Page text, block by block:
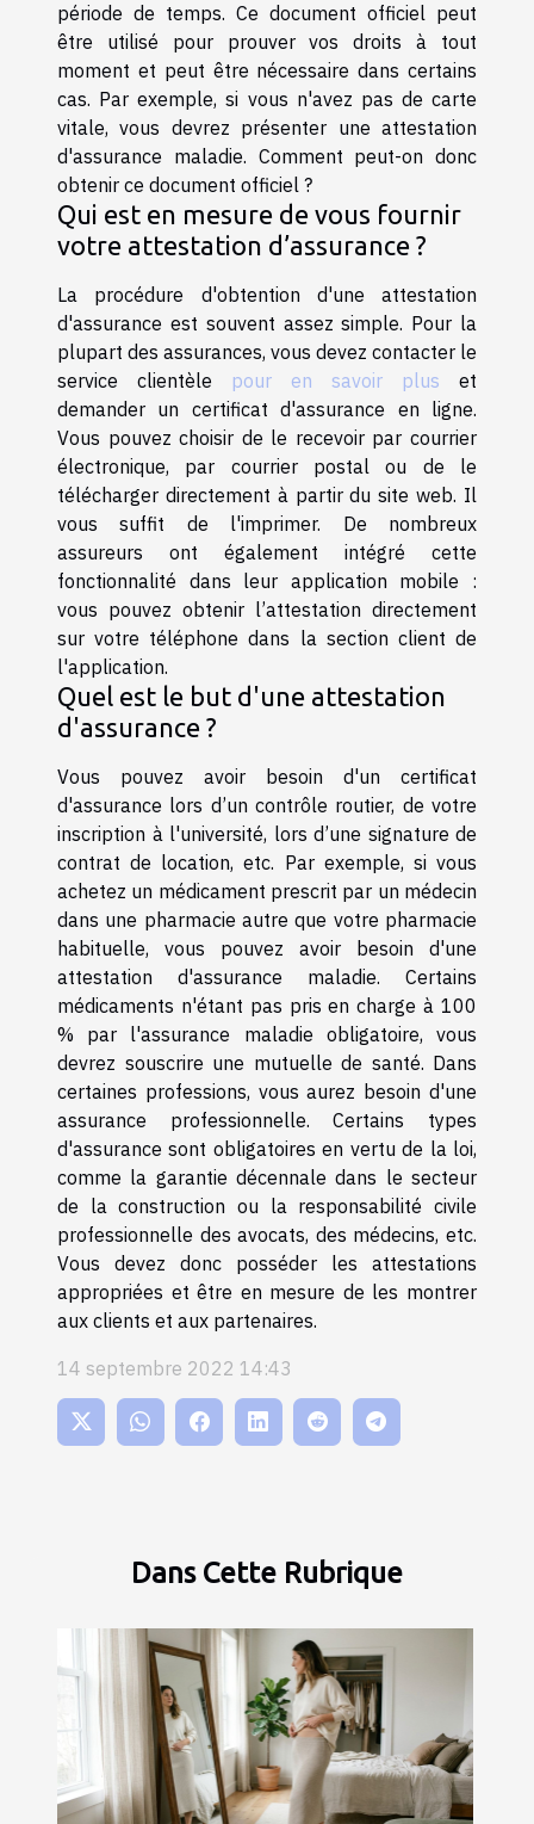
période de temps. Ce document officiel peut
être utilisé pour prouver vos droits à tout
moment et peut être nécessaire dans certains
cas. Par exemple, si vous n'avez pas de carte
vitale, vous devrez présenter une attestation
d'assurance maladie. Comment peut-on donc
obtenir ce document officiel ?
Qui est en mesure de vous fournir
votre attestation d’assurance ?
La procédure d'obtention d'une attestation
d'assurance est souvent assez simple. Pour la
plupart des assurances, vous devez contacter le
service clientèle pour en savoir plus et
demander un certificat d'assurance en ligne.
Vous pouvez choisir de le recevoir par courrier
électronique, par courrier postal ou de le
télécharger directement à partir du site web. Il
vous suffit de l'imprimer. De nombreux
assureurs ont également intégré cette
fonctionnalité dans leur application mobile :
vous pouvez obtenir l’attestation directement
sur votre téléphone dans la section client de
l'application.
Quel est le but d'une attestation
d'assurance ?
Vous pouvez avoir besoin d'un certificat
d'assurance lors d’un contrôle routier, de votre
inscription à l'université, lors d’une signature de
contrat de location, etc. Par exemple, si vous
achetez un médicament prescrit par un médecin
dans une pharmacie autre que votre pharmacie
habituelle, vous pouvez avoir besoin d'une
attestation d'assurance maladie. Certains
médicaments n'étant pas pris en charge à 100
% par l'assurance maladie obligatoire, vous
devrez souscrire une mutuelle de santé. Dans
certaines professions, vous aurez besoin d'une
assurance professionnelle. Certains types
d'assurance sont obligatoires en vertu de la loi,
comme la garantie décennale dans le secteur
de la construction ou la responsabilité civile
professionnelle des avocats, des médecins, etc.
Vous devez donc posséder les attestations
appropriées et être en mesure de les montrer
aux clients et aux partenaires.
14 septembre 2022 14:43
Dans Cette Rubrique